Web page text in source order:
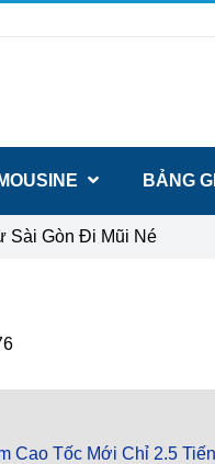
Cao Tốc Mới Chỉ 2.5
Sài Gòn Đi Mũi Né
BẢNG